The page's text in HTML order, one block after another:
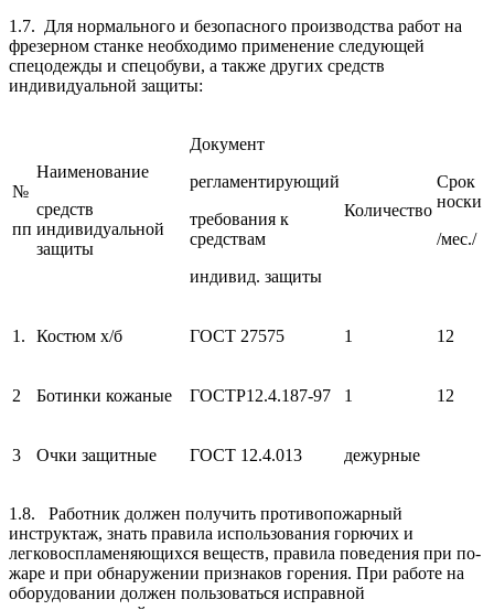
1.7. Для нормального и безопасного производства работ на
фрезерном станке необходимо применение следующей
спецодежды и спецобуви, а также других средств
индивидуальной защиты:
№
пп
Наименование
средств
индивидуальной
защиты
Документ
регламентирующий
требования к
средствам
индивид. защиты
Количество
Срок
носки
/мес./
1. Костюм х/б ГОСТ 27575 1 12
2 Ботинки кожаные ГОСТР12.4.187-97 1 12
3 Очки защитные ГОСТ 12.4.013 дежурные
1.8. Работник должен получить противопожарный
инструктаж, знать правила ис­пользования горючих и
легковоспламеняющихся веществ, правила поведения при по­
жаре и при обнаружении признаков горения. При работе на
оборудовании должен пользоваться исправной